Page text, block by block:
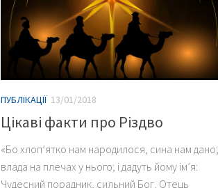
ПУБЛІКАЦІЇ 13/01/2018
Цікаві факти про Різдво
«Бо хлоп’ятко нам народилося, сина нам дано;
влада на плечах у нього; і дадуть йому ім’я:
Чудесний порадник, сильний Бог, Отець